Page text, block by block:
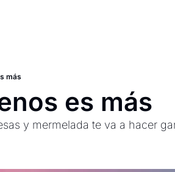
más
es más
y mermelada te va a hacer